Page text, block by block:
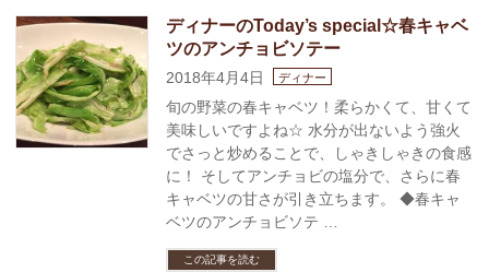
ディナーのToday’s special☆春キャベ
ツのアンチョビソテー
2018年4月4日 ディナー
旬の野菜の春キャベツ！柔らかくて、甘くて
美味しいですよね☆ 水分が出ないよう強火
でさっと炒めることで、しゃきしゃきの食感
に！ そしてアンチョビの塩分で、さらに春
キャベツの甘さが引き立ちます。 ◆春キャ
ベツのアンチョビソテ …
この記事を読む